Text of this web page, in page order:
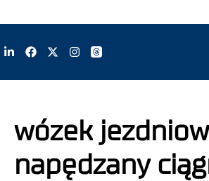
wózek
napędzany